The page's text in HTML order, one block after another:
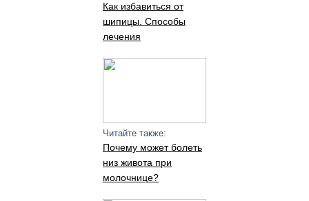
Как избавиться от
шипицы. Способы
лечения
Читайте также:
Почему может болеть
низ живота при
молочнице?